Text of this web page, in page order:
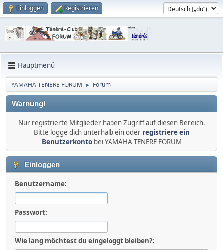
Einloggen Registrieren
Hauptmenü
YAMAHA TENERE FORUM ► Forum
Warnung!
Nur registrierte Mitglieder haben Zugriff auf diesen Bereich.
Bitte logge dich unterhalb ein oder registriere ein
Benutzerkontobei YAMAHA TENERE FORUM
Einloggen
Benutzername:
Passwort:
Wie lang möchtest du eingeloggt bleiben?: